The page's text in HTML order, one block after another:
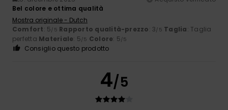
Bel colore e ottima qualità
Mostra originale - Dutch
Comfort: 5/5 Rapporto qualità-prezzo: 3/5 Taglia: Taglia
perfetta Materiale: 5/5 Colore: 5/5
Consiglio questo prodotto
4/5